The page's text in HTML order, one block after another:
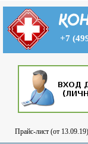
+7
Прайс-лист (от 13.09.19)